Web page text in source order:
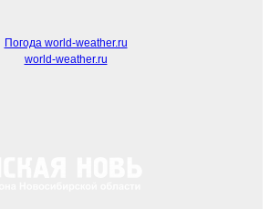
Погода world-weather.ru
world-weather.ru